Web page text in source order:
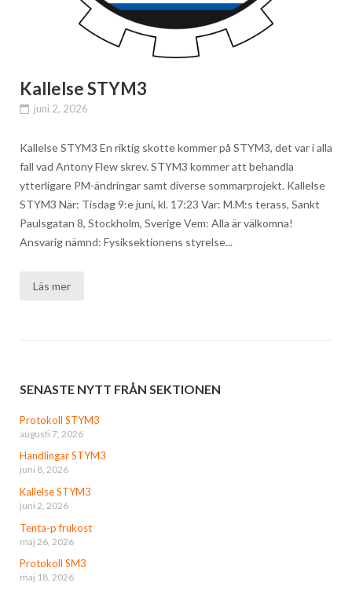
Kallelse STYM3
juni 2, 2026
Kallelse STYM3 En riktig skotte kommer på STYM3, det var i alla
fall vad Antony Flew skrev. STYM3 kommer att behandla
ytterligare PM-ändringar samt diverse sommarprojekt. Kallelse
STYM3 När: Tisdag 9:e juni, kl. 17:23 Var: M.M:s terass, Sankt
Paulsgatan 8, Stockholm, Sverige Vem: Alla är välkomna!
Ansvarig nämnd: Fysiksektionens styrelse...
Läs mer
SENASTE NYTT FRÅN SEKTIONEN
Protokoll STYM3
augusti 7, 2026
Handlingar STYM3
juni 8, 2026
Kallelse STYM3
juni 2, 2026
Tenta-p frukost
maj 26, 2026
Protokoll SM3
maj 18, 2026